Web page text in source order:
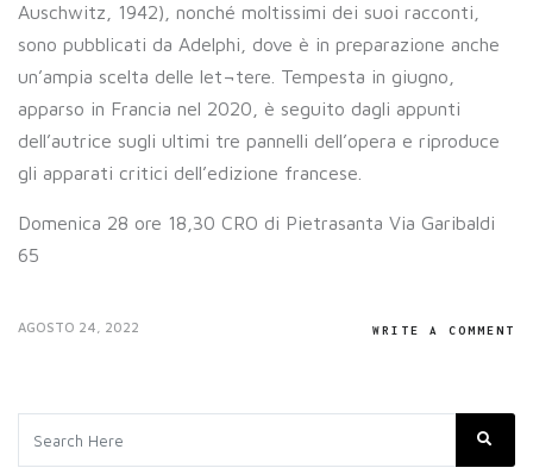
Auschwitz, 1942), nonché moltissimi dei suoi racconti,
sono pubblicati da Adelphi, dove è in preparazione anche
un’ampia scelta delle let¬tere. Tempesta in giugno,
apparso in Francia nel 2020, è seguito dagli appunti
dell’autrice sugli ultimi tre pannelli dell’opera e riproduce
gli apparati critici dell’edizione francese.
Domenica 28 ore 18,30 CRO di Pietrasanta Via Garibaldi
65
AGOSTO 24, 2022 WRITE A COMMENT